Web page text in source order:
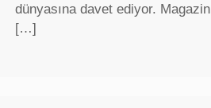
dünyasına davet ediyor. Magazin
[…]